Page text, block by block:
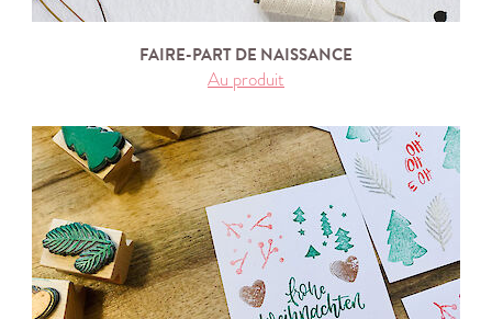
FAIRE-PART DE NAISSANCE
Au produit